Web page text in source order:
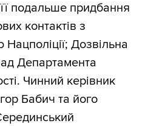
подальше придбання
контактів з
Дозвільна
Департамента
Чинний керівник
Бабич та його